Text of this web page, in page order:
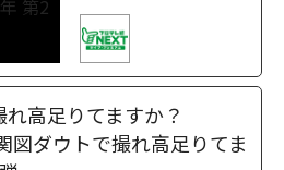
れ高足りてますか？
ダウトで撮れ高足りてま